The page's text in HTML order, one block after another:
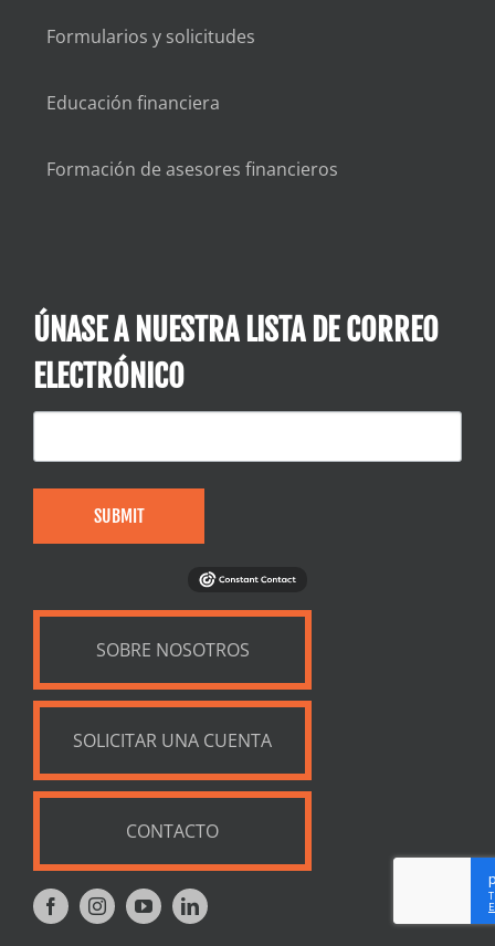
Formularios y solicitudes
Educación financiera
Formación de asesores financieros
ÚNASE A NUESTRA LISTA DE CORREO
ELECTRÓNICO
SUBMIT
SOBRE NOSOTROS
SOLICITAR UNA CUENTA
CONTACTO